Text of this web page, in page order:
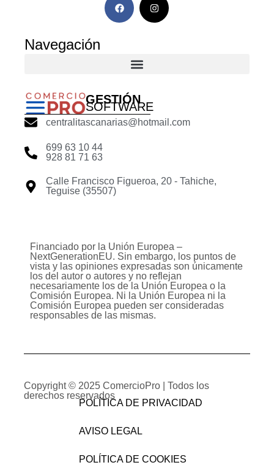
Navegación
GESTIÓN
SOFTWARE
centralitascanarias@hotmail.com
699 63 10 44
928 81 71 63
Calle Francisco Figueroa, 20 - Tahiche,
Teguise (35507)
Financiado por la Unión Europea –
NextGenerationEU. Sin embargo, los puntos de
vista y las opiniones expresadas son únicamente
los del autor o autores y no reflejan
necesariamente los de la Unión Europea o la
Comisión Europea. Ni la Unión Europea ni la
Comisión Europea pueden ser consideradas
responsables de las mismas.
Copyright © 2025 ComercioPro| Todos los
derechos reservados
POLÍTICA DE PRIVACIDAD
AVISO LEGAL
POLÍTICA DE COOKIES